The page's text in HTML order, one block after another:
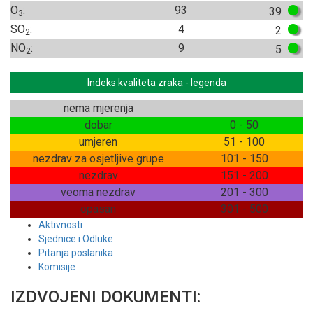
O3: 93
39
SO2: 4
2
NO2: 9 5
Indeks kvaliteta zraka - legenda
nema mjerenja
dobar
0 - 50
umjeren
51 - 100
nezdrav za osjetljive grupe
101 - 150
nezdrav
151 - 200
veoma nezdrav
201 - 300
opasan
301 - 500
Aktivnosti
Sjednice i Odluke
Pitanja poslanika
Komisije
IZDVOJENI DOKUMENTI: